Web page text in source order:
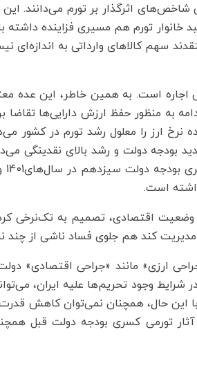
شاخص‌های اثرگذار بر تورم می‌دانند.
خانوار تورم هم مسیری فزاینده
سهم کالاهای وارداتی به اندازه‌ای
است. به همین خاطر، این عده
منظور حفظ ارزش دارایی‌ها تقاضا
نرخ ارز را معلول رشد تورم در کشور
بودجه دولت و رشد بالای نقدینگی
است.
وضعیت اقتصادی، تصمیم به تک‌نرخی
کند هم جلوی فساد ناشی از چند
ارزی» مانند «جراحی اقتصادی»
شرایط وجود تحریم‌ها علیه ایران،
این حال، همچنان نمی‌توان کاهش
تورمی کسری بودجه دولت قبل